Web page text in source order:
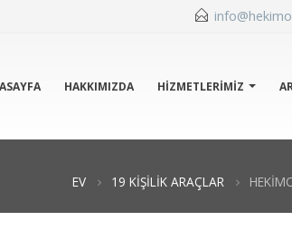
HAKKIMIZDA HIZMETLERIMIZ
EV 19 KIŞILIK ARAÇLAR